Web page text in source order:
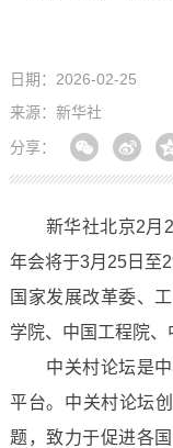
日期：2026-02-25
来源：新华社
分享：
新华社北京2月25
年会将于3月25日至
国家发展改革委、
学院、中国工程院、
中关村论坛是中
平台。中关村论坛
题，致力于促进各